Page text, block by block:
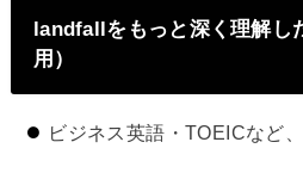
landfallをもっと深く理解し
用）
ビジネス英語・TOEICなど